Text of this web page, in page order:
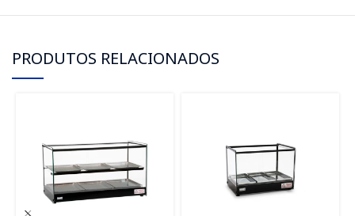
PRODUTOS RELACIONADOS